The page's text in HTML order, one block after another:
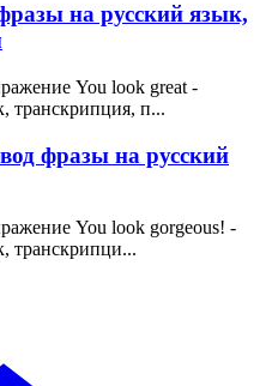
на русский язык,
You look great -
транскрипция, п...
фразы на русский
You look gorgeous! -
транскрипци...